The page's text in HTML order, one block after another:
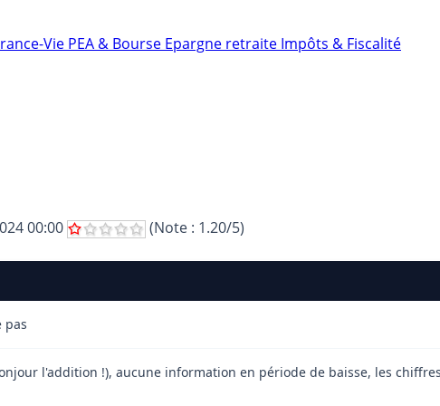
Vie PEA & Bourse Epargne retraite Impôts & Fiscalité
00:00 (Note : 1.20/5)
pas
l'addition !), aucune information en période de baisse, les